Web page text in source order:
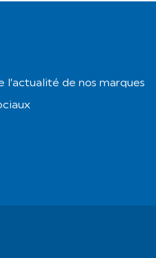
de nos marques